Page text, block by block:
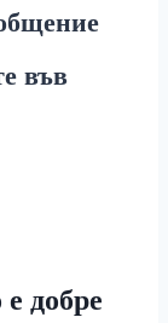
във
добре